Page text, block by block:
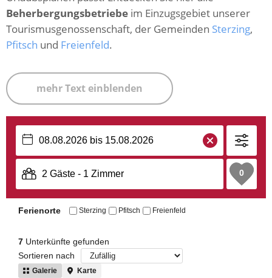
Beherbergungsbetriebe im Einzugsgebiet unserer
Tourismusgenossenschaft, der Gemeinden Sterzing,
Pfitsch und Freienfeld.
mehr Text einblenden